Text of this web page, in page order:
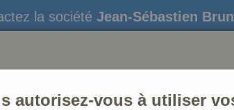
la société Jean-Sébastien
autorisez-vous à utiliser